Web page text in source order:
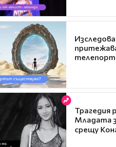
Трагедия
Младата
срещу